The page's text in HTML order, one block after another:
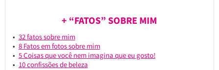
+ “FATOS” SOBRE MIM
32 fatos sobre mim
8 Fatos em fotos sobre mim
5 Coisas que você nem imagina que eu gosto!
10 confissões de beleza